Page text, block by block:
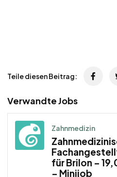
Teile diesen Beitrag:
Verwandte Jobs
Zahnmedizin
für Brilon –
– Minijob